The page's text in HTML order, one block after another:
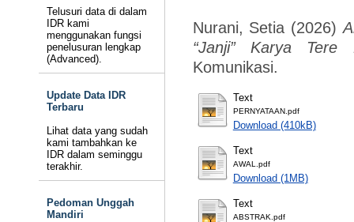
Telusuri data di dalam
IDR kami
menggunakan fungsi
penelusuran lengkap
(Advanced).
Update Data IDR
Terbaru
Lihat data yang sudah
kami tambahkan ke
IDR dalam seminggu
terakhir.
Pedoman Unggah
Mandiri
Nurani, Setia (2026)
“Janji” Karya Tere
Komunikasi.
Text
PERNYATAAN.pdf
Download (410kB)
Text
AWAL.pdf
Download (1MB)
Text
ABSTRAK.pdf